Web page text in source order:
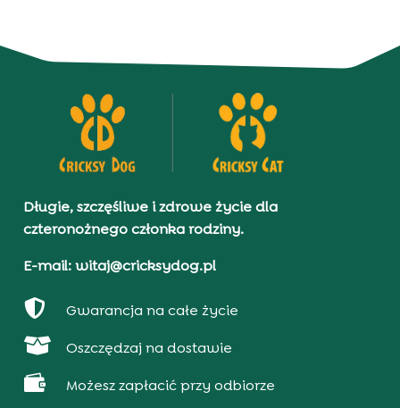
Długie, szczęśliwe i zdrowe życie dla
czteronożnego członka rodziny.
E-mail: witaj@cricksydog.pl
 Gwarancja na całe życie
 Oszczędzaj na dostawie
 Możesz zapłacić przy odbiorze